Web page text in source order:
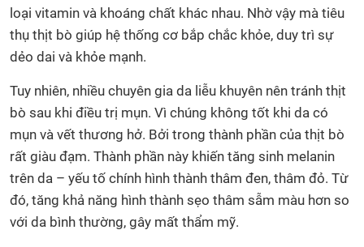
loại vitamin và khoáng chất khác nhau. Nhờ vậy mà tiêu
thụ thịt bò giúp hệ thống cơ bắp chắc khỏe, duy trì sự
dẻo dai và khỏe mạnh.
Tuy nhiên, nhiều chuyên gia da liễu khuyên nên tránh thịt
bò sau khi điều trị mụn. Vì chúng không tốt khi da có
mụn và vết thương hở. Bởi trong thành phần của thịt bò
rất giàu đạm. Thành phần này khiến tăng sinh melanin
trên da – yếu tố chính hình thành thâm đen, thâm đỏ. Từ
đó, tăng khả năng hình thành sẹo thâm sẫm màu hơn so
với da bình thường, gây mất thẩm mỹ.